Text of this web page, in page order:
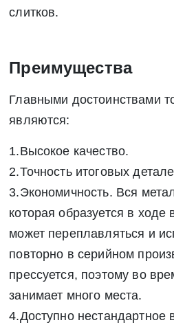
слитков.
Преимущества
Главными достоинствами
являются:
1.Высокое качество.
2.Точность итоговых
3.Экономичность. Вся
которая образуется в
может переплавляться и
повторно в серийном
прессуется, поэтому во
занимает много места.
4.Доступно нестандартное